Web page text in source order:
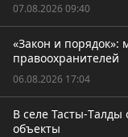
07.08.2026 09:40
«Закон и порядок»:
правоохранителей
06.08.2026 17:04
В селе Тасты-
объекты